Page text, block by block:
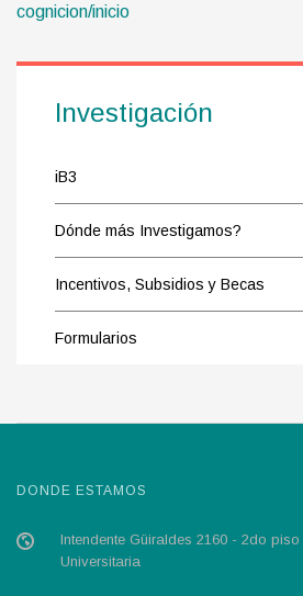
cognicion/inicio
Investigación
iB3
Dónde más Investigamos?
Incentivos, Subsidios y Becas
Formularios
DONDE ESTAMOS
Intendente Güiraldes 2160 - 2do
Universitaria